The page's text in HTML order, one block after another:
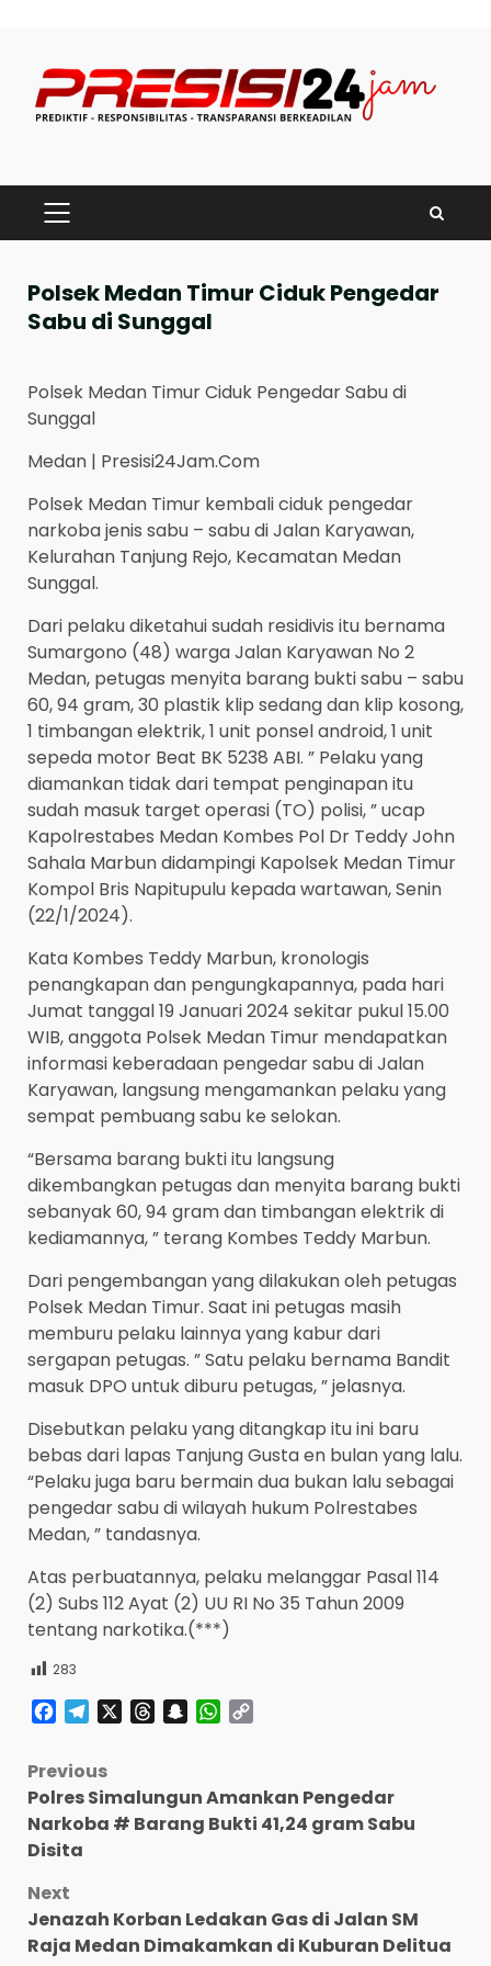
content
PRIMARY
MENU
Polsek Medan Timur Ciduk Pengedar
Sabu di Sunggal
Polsek Medan Timur Ciduk Pengedar Sabu di
Sunggal
Medan | Presisi24Jam.Com
Polsek Medan Timur kembali ciduk pengedar
narkoba jenis sabu – sabu di Jalan Karyawan,
Kelurahan Tanjung Rejo, Kecamatan Medan
Sunggal.
Dari pelaku diketahui sudah residivis itu bernama
Sumargono (48) warga Jalan Karyawan No 2
Medan, petugas menyita barang bukti sabu – sabu
60, 94 gram, 30 plastik klip sedang dan klip kosong,
1 timbangan elektrik, 1 unit ponsel android, 1 unit
sepeda motor Beat BK 5238 ABI. ” Pelaku yang
diamankan tidak dari tempat penginapan itu
sudah masuk target operasi (TO) polisi, ” ucap
Kapolrestabes Medan Kombes Pol Dr Teddy John
Sahala Marbun didampingi Kapolsek Medan Timur
Kompol Bris Napitupulu kepada wartawan, Senin
(22/1/2024).
Kata Kombes Teddy Marbun, kronologis
penangkapan dan pengungkapannya, pada hari
Jumat tanggal 19 Januari 2024 sekitar pukul 15.00
WIB, anggota Polsek Medan Timur mendapatkan
informasi keberadaan pengedar sabu di Jalan
Karyawan, langsung mengamankan pelaku yang
sempat pembuang sabu ke selokan.
“Bersama barang bukti itu langsung
dikembangkan petugas dan menyita barang bukti
sebanyak 60, 94 gram dan timbangan elektrik di
kediamannya, ” terang Kombes Teddy Marbun.
Dari pengembangan yang dilakukan oleh petugas
Polsek Medan Timur. Saat ini petugas masih
memburu pelaku lainnya yang kabur dari
sergapan petugas. ” Satu pelaku bernama Bandit
masuk DPO untuk diburu petugas, ” jelasnya.
Disebutkan pelaku yang ditangkap itu ini baru
bebas dari lapas Tanjung Gusta en bulan yang lalu.
“Pelaku juga baru bermain dua bukan lalu sebagai
pengedar sabu di wilayah hukum Polrestabes
Medan, ” tandasnya.
Atas perbuatannya, pelaku melanggar Pasal 114
(2) Subs 112 Ayat (2) UU RI No 35 Tahun 2009
tentang narkotika.(***)
283
Facebook
TelegramThreadsSnapchatWhatsApp
Post
navigation
Previous
Polres Simalungun Amankan Pengedar
Narkoba # Barang Bukti 41,24 gram Sabu
Disita
Next
Jenazah Korban Ledakan Gas di Jalan SM
Raja Medan Dimakamkan di Kuburan Delitua